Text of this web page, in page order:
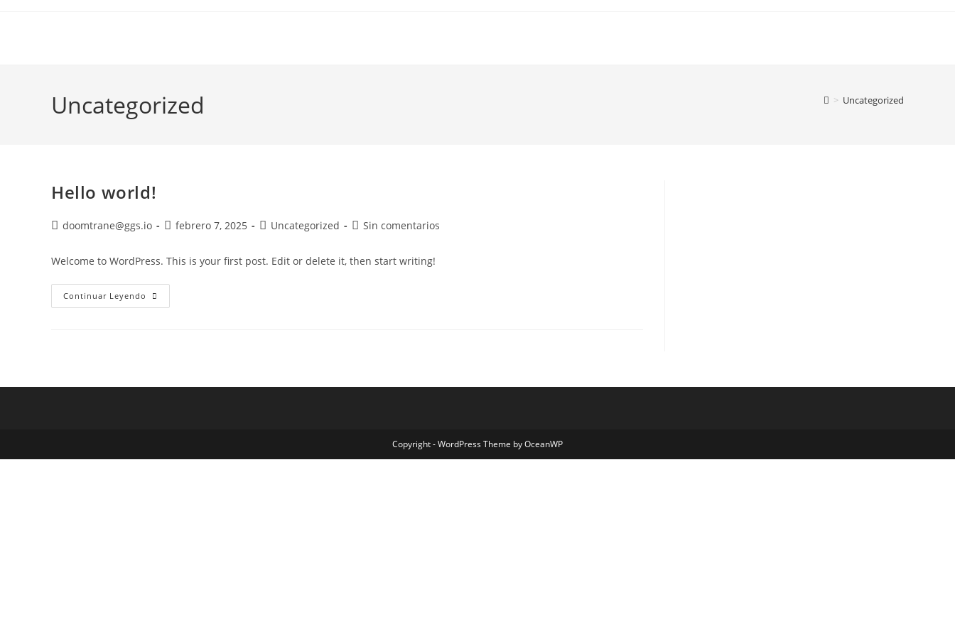
Uncategorized > Uncategorized
Hello world!
Autor
la
entrada:
doomtrane@ggs.io
Publicación
la
entrada:
febrero 7, 2025
Categoría
la
entrada:
Uncategorized
Comentarios
la
entrada:
Sin comentarios
Welcome to WordPress. This is your first post. Edit or delete it, then start writing!
Continuar Leyendo Hello
World!
Copyright - WordPress Theme by OceanWP